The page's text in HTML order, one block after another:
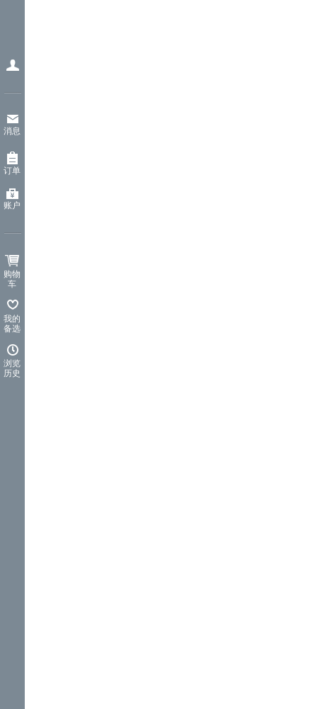
消息
订单
账户
购物
车
我的
备选
浏览
历史